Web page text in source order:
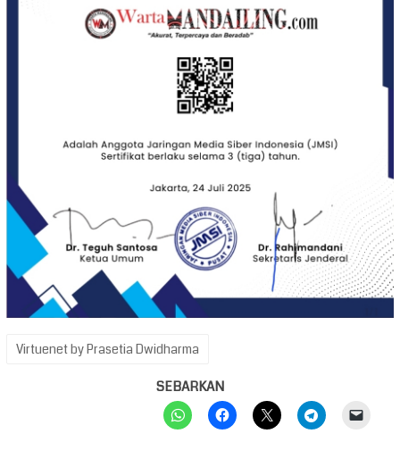
Virtuenet by Prasetia Dwidharma
SEBARKAN